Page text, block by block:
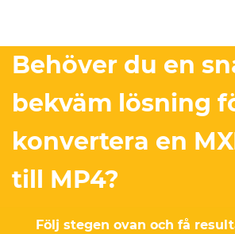
Behöver du en
bekväm lösning
konvertera en
till MP4?
Följ stegen ovan och få